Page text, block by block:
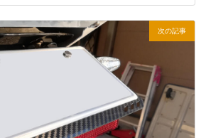
次の記事